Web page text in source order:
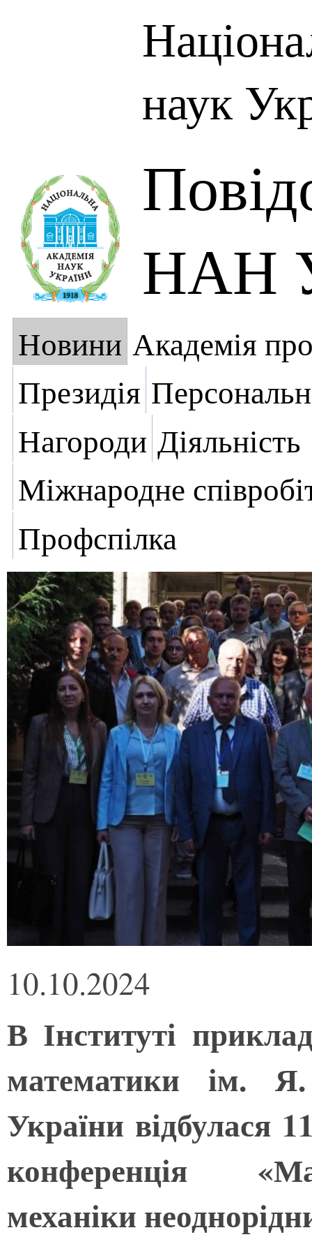
наук
НАН
Новини Академія
Президія
Нагороди Діяльність
Міжнародне
Профспілка
10.10.2024
В Інституті
математики ім.
України відбулася
конференція
механіки